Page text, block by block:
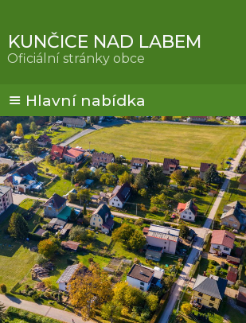
KUNČICE NAD LABEM
Oficiální stránky obce
Hlavní nabídka